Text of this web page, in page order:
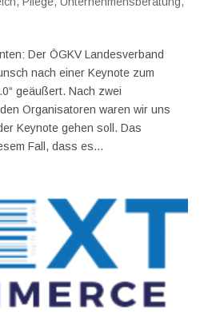
Der ÖGKV Landesverband
nach einer Keynote zum
geäußert. Nach zwei
Organisatoren waren wir uns
Keynote gehen soll. Das
Fall, dass es...